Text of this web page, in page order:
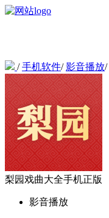
/手机软件/影音播放/
梨园戏曲大全手机正版
影音播放